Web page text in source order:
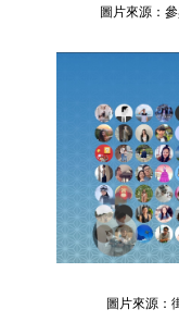
圖片來源：
圖片來源：